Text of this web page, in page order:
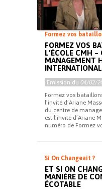
Formez vos
FORMEZ VOS
L’ÉCOLE CMH –
MANAGEMENT
INTERNATIONAL
Emission du 04/02/
Formez vos
l’invité d’Ariane
du centre de
est l’invité d’Ariane
numéro de Formez
Si On Changeait ?
ET SI ON
MANIÈRE DE
ÉCOTABLE